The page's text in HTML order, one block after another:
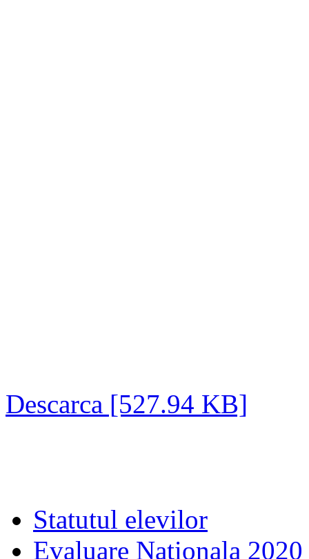
Descarca [527.94 KB]
Statutul elevilor
Evaluare Nationala 2020